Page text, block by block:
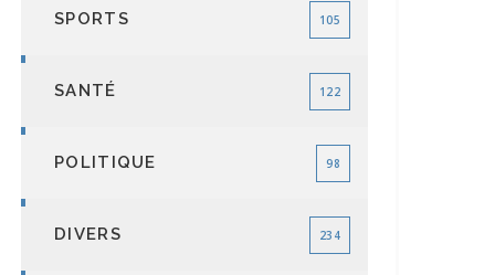
SPORTS 105
SANTÉ 122
POLITIQUE 98
DIVERS 234